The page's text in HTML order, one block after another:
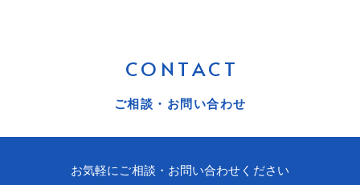
CONTACT
ご相談・お問い合わせ
お気軽にご相談・お問い合わせください